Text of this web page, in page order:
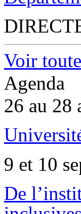
Voir
Agenda
26 au 28
9 et 10
De